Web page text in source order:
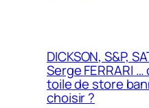
DICKSON, S&P,
Serge FERRARI
toile de store
choisir ?